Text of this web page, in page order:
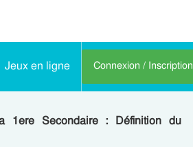
Jeux en ligne Connexion / Inscription
1ere Secondaire : Définition du